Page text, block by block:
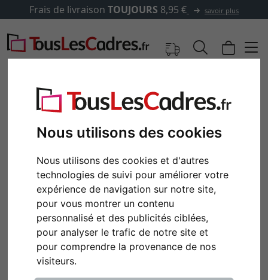
Nous utilisons des cookies
Nous utilisons des cookies et d'autres
technologies de suivi pour améliorer votre
expérience de navigation sur notre site,
pour vous montrer un contenu
personnalisé et des publicités ciblées,
pour analyser le trafic de notre site et
pour comprendre la provenance de nos
visiteurs.
Frais de livraison TOUJOURS 8,95 € savoir plus
Retour